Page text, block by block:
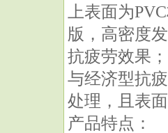
上表面为
版，高密度
抗疲劳效果；
与经济型抗
处理，且表
产品特点：